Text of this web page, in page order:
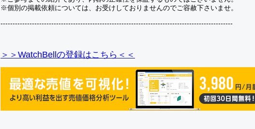
※個別の掲載依頼については、お受けしておりませんのでご容赦下さいませ。
------------------------------------------------------------------------------------------------
＞＞WatchBellの登録はこちら＜＜